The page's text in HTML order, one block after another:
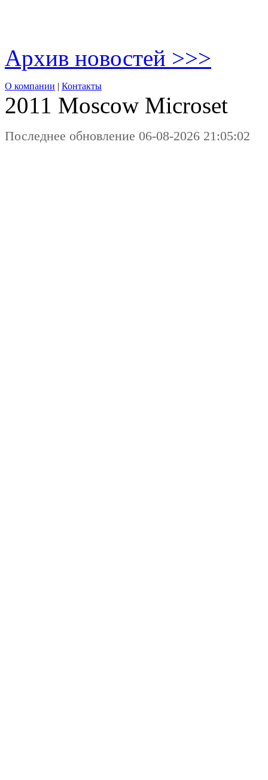
Архив новостей >>>
О компании | Контакты
2011 Moscow Microset
Последнее обновление 06-08-2026 21:05:02